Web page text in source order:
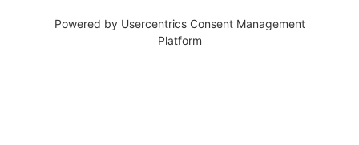
Powered by Usercentrics Consent Management
Platform